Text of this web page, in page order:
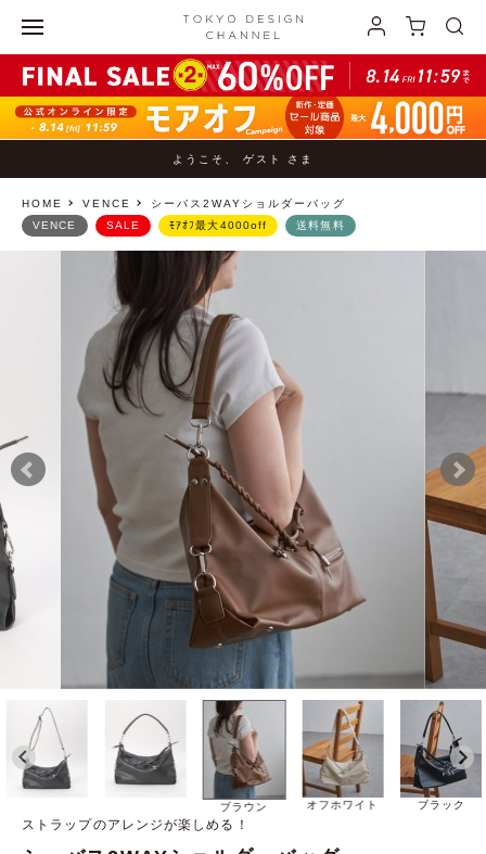
ようこそ、 ゲスト さま
HOME VENCE シーバス2WAYショルダーバッグ
ブラウン オフホワイト ブラック
VENCE SALE ﾓｱｵﾌ最大4000off 送料無料
ストラップのアレンジが楽しめる！